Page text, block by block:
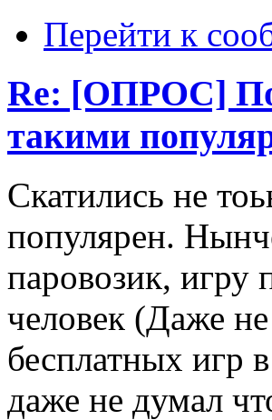
Перейти к
Re: [ОПРОС]
такими
Скатились не
популярен.
паровозик, игру
человек (Даже
бесплатных игр
даже не думал